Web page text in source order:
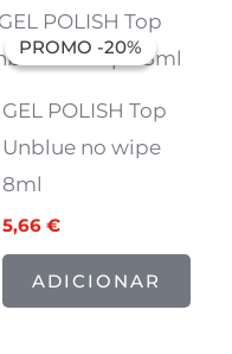
PROMO -20%
PROMO -20%
GEL POLISH Top
Unblue no wipe
8ml
O
preço
original
7,07 €.
5,66€
O
preço
atual
5,66 €.
ADICIONAR